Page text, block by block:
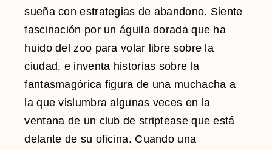
sueña con estrategias de abandono. Siente
fascinación por un águila dorada que ha
huido del zoo para volar libre sobre la
ciudad, e inventa historias sobre la
fantasmagórica figura de una muchacha a
la que vislumbra algunas veces en la
ventana de un club de striptease que está
delante de su oficina. Cuando una